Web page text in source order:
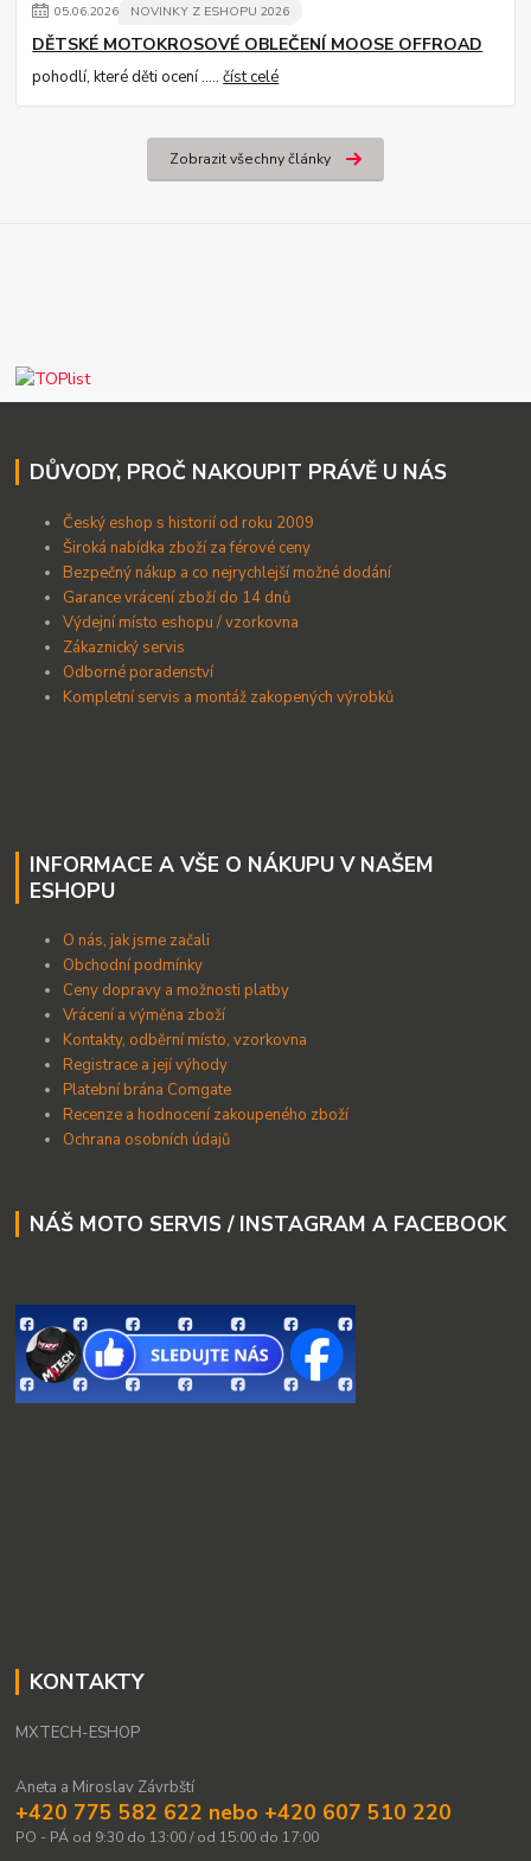
05.06.2026 NOVINKY Z ESHOPU 2026
DĚTSKÉ MOTOKROSOVÉ OBLEČENÍ MOOSE OFFROAD
pohodlí, které děti ocení .....číst celé
Zobrazit všechny články
DŮVODY, PROČ NAKOUPIT PRÁVĚ U NÁS
Český eshop s historií od roku 2009
Široká nabídka zboží za férové ceny
Bezpečný nákup a co nejrychlejší možné dodání
Garance vrácení zboží do 14 dnů
Výdejní místo eshopu / vzorkovna
Zákaznický servis
Odborné poradenství
Kompletní servis a montáž zakopených výrobků
INFORMACE A VŠE O NÁKUPU V NAŠEM
ESHOPU
O nás, jak jsme začali
Obchodní podmínky
Ceny dopravy a možnosti platby
Vrácení a výměna zboží
Kontakty, odběrní místo, vzorkovna
Registrace a její výhody
Platební brána Comgate
Recenze a hodnocení zakoupeného zboží
Ochrana osobních údajů
NÁŠ MOTO SERVIS / INSTAGRAM A FACEBOOK
KONTAKTY
MXTECH-ESHOP
Aneta a Miroslav Závrbští
+420 775 582 622 nebo +420 607 510 220
PO - PÁ od 9:30 do 13:00 / od 15:00 do 17:00